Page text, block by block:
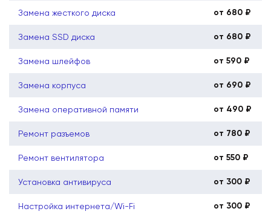
Замена жесткого диска от 680 ₽
Замена SSD диска от 680 ₽
Замена шлейфов от 590 ₽
Замена корпуса от 690 ₽
Замена оперативной памяти от 490 ₽
Ремонт разъемов от 780 ₽
Ремонт вентилятора от 550 ₽
Установка антивируса от 300 ₽
Настройка интернета/Wi-Fi от 300 ₽